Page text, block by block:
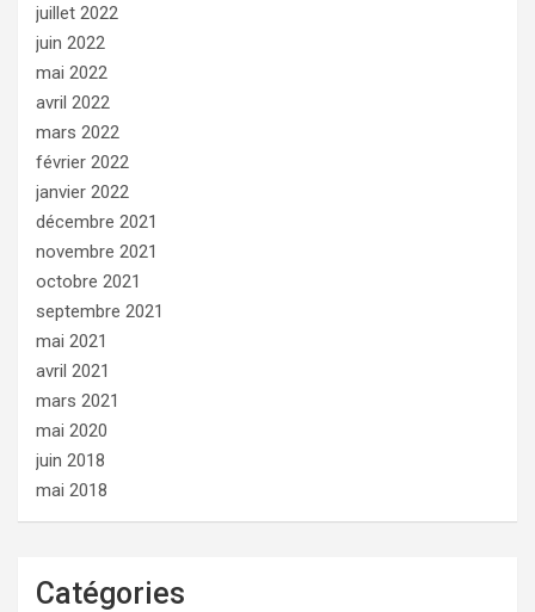
juillet 2022
juin 2022
mai 2022
avril 2022
mars 2022
février 2022
janvier 2022
décembre 2021
novembre 2021
octobre 2021
septembre 2021
mai 2021
avril 2021
mars 2021
mai 2020
juin 2018
mai 2018
Catégories